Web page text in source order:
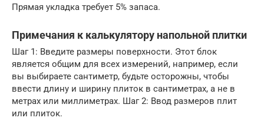
Прямая укладка требует 5% запаса.
Примечания к калькулятору напольной плитки
Шаг 1: Введите размеры поверхности. Этот блок
является общим для всех измерений, например, если
вы выбираете сантиметр, будьте осторожны, чтобы
ввести длину и ширину плиток в сантиметрах, а не в
метрах или миллиметрах. Шаг 2: Ввод размеров плит
или плиток.